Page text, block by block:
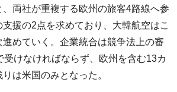
両社が重複する欧州の旅客4路線へ参
援の2点を求めており、大韓航空はこ
めていく。企業統合は競争法上の審
受けなければならず、欧州を含む13カ
は米国のみとなった。